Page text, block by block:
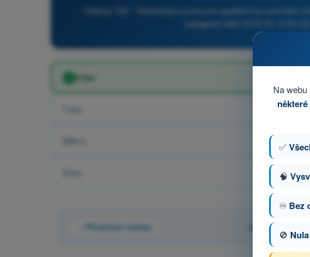
Otázka 102 - Technická a provozní opatření ke zmírnění
kategorie UAS (STS-01, STS-
2 km
Předchozí otázka Otázka 102 z
Na
✅
🧠
♾️ Bez
🚫